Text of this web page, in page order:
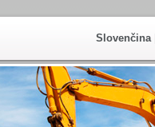
Slovenčina|